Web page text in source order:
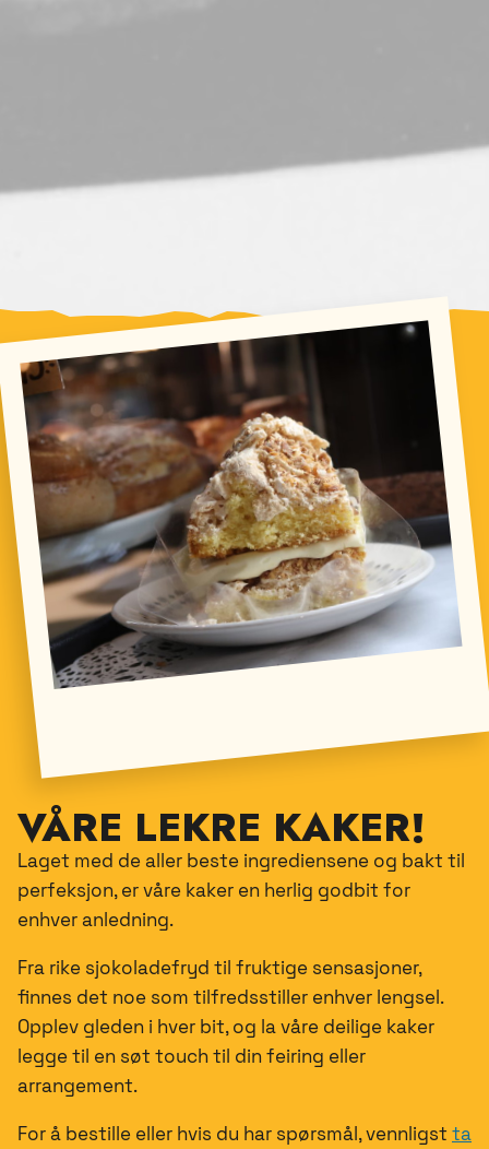
VÅRE LEKRE KAKER!
Laget med de aller beste ingrediensene og bakt til
perfeksjon, er våre kaker en herlig godbit for
enhver anledning.
Fra rike sjokoladefryd til fruktige sensasjoner,
finnes det noe som tilfredsstiller enhver lengsel.
Opplev gleden i hver bit, og la våre deilige kaker
legge til en søt touch til din feiring eller
arrangement.
For å bestille eller hvis du har spørsmål, vennligst ta